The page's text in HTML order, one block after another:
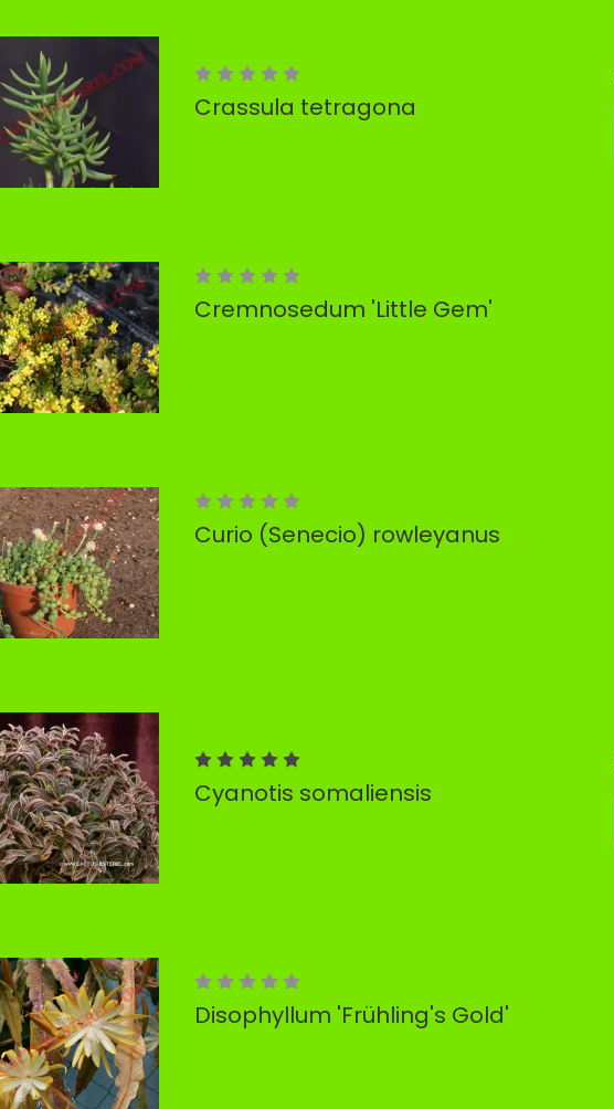
Crassula tetragona
Cremnosedum 'Little Gem'
Curio (Senecio) rowleyanus
Cyanotis somaliensis
Disophyllum 'Frühling's Gold'